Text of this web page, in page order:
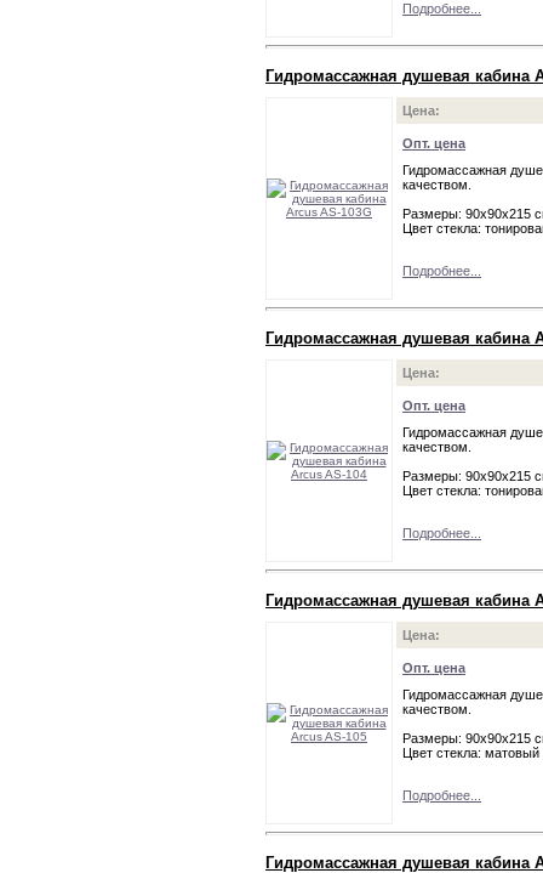
Подробнее...
Гидромассажная душевая кабина
Цена:
Опт. цена
Гидромассажная
качеством.
Размеры: 90х90х215
Цвет стекла:
Подробнее...
Гидромассажная душевая кабина
Цена:
Опт. цена
Гидромассажная
качеством.
Размеры: 90х90х215
Цвет стекла:
Подробнее...
Гидромассажная душевая кабина
Цена:
Опт. цена
Гидромассажная
качеством.
Размеры: 90х90х215
Цвет стекла: матовый
Подробнее...
Гидромассажная душевая кабина